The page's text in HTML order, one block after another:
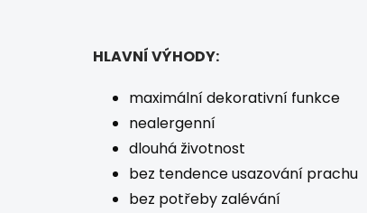
HLAVNÍ VÝHODY:
maximální dekorativní funkce
nealergenní
dlouhá životnost
bez tendence usazování prachu
bez potřeby zalévání